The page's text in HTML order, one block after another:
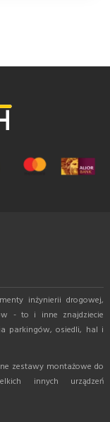
inżynierii drogowej,
- to i inne znajdziecie
parkingów, osiedli, hal i
zestawy montażowe do
innych urządzeń